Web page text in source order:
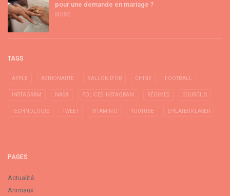
pour une demande en mariage ?
MODE
TAGS
APPLE ASTRONAUTE BALLON D'OR CHINE FOOTBALL
INSTAGRAM NASA POLICES INSTAGRAM RÉGIMES SOURCILS
TECHNOLOGIE TWEET VITAMIN D YOUTUBE ÉPILATEUR LASER
PAGES
Actualité
Animaux